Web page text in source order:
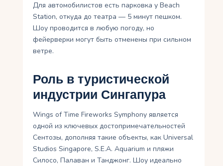
Для автомобилистов есть парковка у Beach
Station, откуда до театра — 5 минут пешком.
Шоу проводится в любую погоду, но
фейерверки могут быть отменены при сильном
ветре.
Роль в туристической
индустрии Сингапура
Wings of Time Fireworks Symphony является
одной из ключевых достопримечательностей
Сентозы, дополняя такие объекты, как Universal
Studios Singapore, S.E.A. Aquarium и пляжи
Силосо, Палаван и Танджонг. Шоу идеально